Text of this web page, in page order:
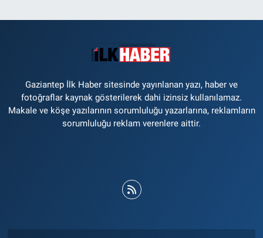
Gaziantep İlk Haber sitesinde yayınlanan yazı, haber ve
fotoğraflar kaynak gösterilerek dahi izinsiz kullanılamaz.
Makale ve köşe yazılarının sorumluluğu yazarlarına, reklamların
sorumluluğu reklam verenlere aittir.